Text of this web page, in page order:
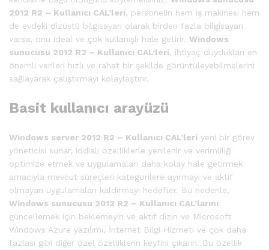
2012 R2 – Kullanıcı CAL’leri, personelin hem iş makinesi hem
de evdeki dizüstü bilgisayarı olarak birden fazla bilgisayarı
varsa, onu ideal ve çok kullanışlı hale getirir. Windows
sunucusu 2012 R2 – Kullanıcı CAL’leri, ihtiyaç duydukları en
önemli verileri hızlı ve rahat bir şekilde görüntüleyebilmelerini
sağlayarak çalıştırmayı kolaylaştırır.
Basit kullanıcı arayüzü
Windows server 2012 R2 – Kullanıcı CAL’leri yeni bir görev
yöneticisi sunar, iddialı özelliklerle yenilenir ve verimliliği
optimize etmek ve uygulamaları daha kolay hale getirmek
amacıyla mevcut süreçleri kategorilere ayırmayı ve aktif
olmayan uygulamaları kaldırmayı hedefler. Bu nedenle,
Windows sunucusu 2012 R2 – Kullanıcı CAL’larını
güncellemek için beklemeyin ve aktif dizin ve Microsoft
Windows Azure yazılımı, İnternet Bilgi Hizmeti ve çok daha
fazlası gibi diğer özel özelliklerin keyfini çıkarın. Bu özellik